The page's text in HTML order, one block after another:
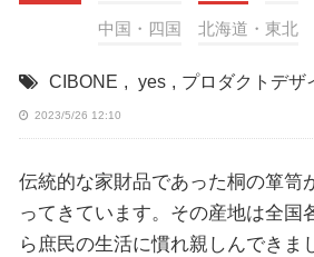
中国・四国 北海道・東北
CIBONE , yes , プロダクトデザ
2023/5/26 12:10
伝統的な家財品であった桐の箪笥
ってきています。その産地は全国
ら庶民の生活に慣れ親しんできま